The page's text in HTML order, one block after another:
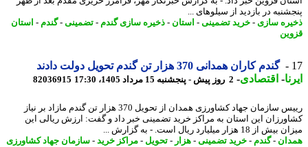
در بازدید از سیلوهای ...
سازی- خرید تضمینی-استان-ذخیره سازی گندم-تضمینی-گندم-استان
گندم کاران همدانی 370 هزار تن گندم تحویل دولت دادند
-اقتصادی-2 روز پیش - پنجشنبه 15 مرداد 1405، 17:30 82036915
رییس سازمان جهاد کشاورزی همدان از تحویل 370 هزار تن گندم مازاد بر نیاز
این استان به مراکز خرید تضمینی خبر داد و گفت: ارزش ریالی این
18 هزار میلیارد ریال است. - به گزارش ...
- گندم-خرید تضمینی-هزار - تحویل-مراکز خرید- سازمان جهاد کشاورزی